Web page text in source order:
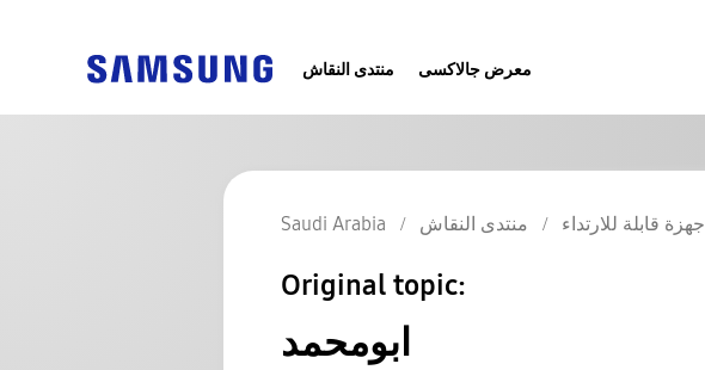
منتدى النقاش معرض جالاكسى
Saudi Arabia منتدى النقاش أجهزة قابلة للارتداء
Original topic:
ابومحمد